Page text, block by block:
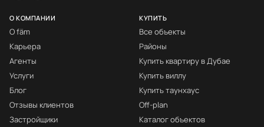
О КОМПАНИИ
О fäm
Карьера
Агенты
Услуги
Блог
Отзывы клиентов
Застройщики
КУПИТЬ
Все объекты
Районы
Купить квартиру в Дубае
Купить виллу
Купить таунхаус
Off-plan
Каталог объектов